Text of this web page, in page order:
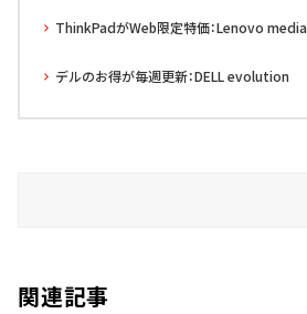
ThinkPadがWeb限定特価：Lenovo media
デルのお得が毎週更新：DELL evolution
関連記事